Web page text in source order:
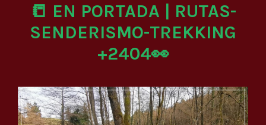
📒 EN PORTADA | RUTAS-
SENDERISMO-TREKKING
+2404👀